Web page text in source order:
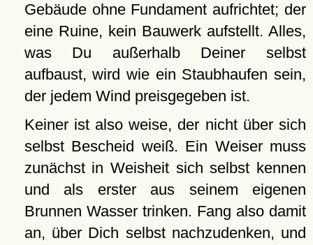
Gebäude ohne Fundament aufrichtet; der
eine Ruine, kein Bauwerk aufstellt. Alles,
was Du außerhalb Deiner selbst
aufbaust, wird wie ein Staubhaufen sein,
der jedem Wind preisgegeben ist.
Keiner ist also weise, der nicht über sich
selbst Bescheid weiß. Ein Weiser muss
zunächst in Weisheit sich selbst kennen
und als erster aus seinem eigenen
Brunnen Wasser trinken. Fang also damit
an, über Dich selbst nachzudenken, und